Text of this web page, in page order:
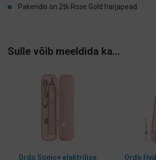
Pakendis on 2tk Rose Gold harjapead
Sulle võib meeldida ka…
Ordo Sonic+ elektrilise
Ordo